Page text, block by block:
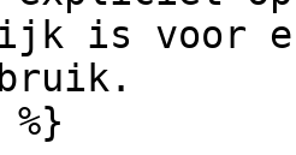
is voor